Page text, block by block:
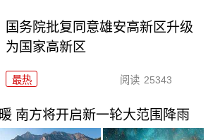
国务院批复同意雄安高新区升级
为国家高新区
最热 阅读 25343
南方将开启新一轮大范围降雨